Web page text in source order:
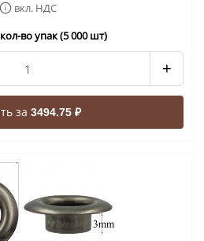
вкл. НДС
во упак (5 000 шт)
+
за 3494.75 ₽